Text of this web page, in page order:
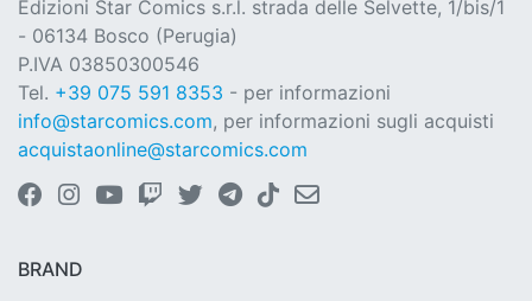
Edizioni Star Comics s.r.l. strada delle Selvette, 1/bis/1
- 06134 Bosco (Perugia)
P.IVA 03850300546
Tel. +39 075 591 8353 - per informazioni
info@starcomics.com, per informazioni sugli acquisti
acquistaonline@starcomics.com
BRAND